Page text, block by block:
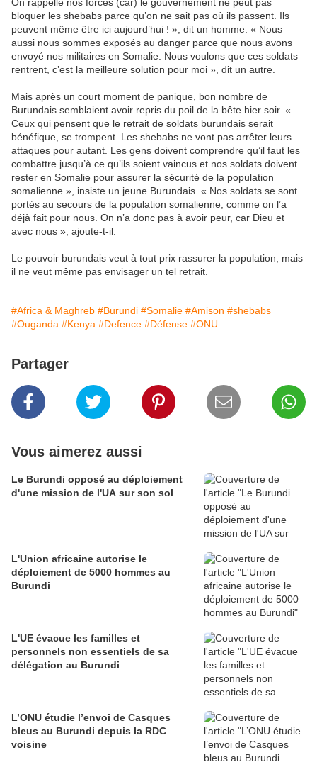
bloquer les shebabs parce qu’on ne sait pas où ils passent. Ils
peuvent même être ici aujourd’hui ! », dit un homme. « Nous
aussi nous sommes exposés au danger parce que nous avons
envoyé nos militaires en Somalie. Nous voulons que ces soldats
rentrent, c’est la meilleure solution pour moi », dit un autre.
Mais après un court moment de panique, bon nombre de
Burundais semblaient avoir repris du poil de la bête hier soir. «
Ceux qui pensent que le retrait de soldats burundais serait
bénéfique, se trompent. Les shebabs ne vont pas arrêter leurs
attaques pour autant. Les gens doivent comprendre qu’il faut les
combattre jusqu’à ce qu’ils soient vaincus et nos soldats doivent
rester en Somalie pour assurer la sécurité de la population
somalienne », insiste un jeune Burundais. « Nos soldats se sont
portés au secours de la population somalienne, comme on l’a
déjà fait pour nous. On n’a donc pas à avoir peur, car Dieu et
avec nous », ajoute-t-il.
Le pouvoir burundais veut à tout prix rassurer la population, mais
il ne veut même pas envisager un tel retrait.
#Africa & Maghreb #Burundi #Somalie #Amison #shebabs
#Ouganda #Kenya #Defence #Défense #ONU
Partager
Vous aimerez aussi
Le Burundi opposé au déploiement
d'une mission de l'UA sur son sol
L'Union africaine autorise le
déploiement de 5000 hommes au
Burundi
L'UE évacue les familles et
personnels non essentiels de sa
délégation au Burundi
L’ONU étudie l’envoi de Casques
bleus au Burundi depuis la RDC
voisine